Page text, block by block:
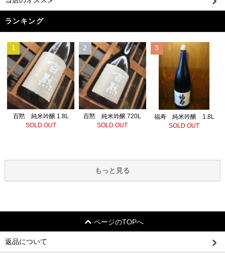
ランキング
1
百黙 純米吟醸 1.8L
SOLD OUT
2
百黙 純米吟醸 720L
SOLD OUT
3
福寿 純米吟醸 1.8L
SOLD OUT
もっと見る
ページのTOPへ
返品について